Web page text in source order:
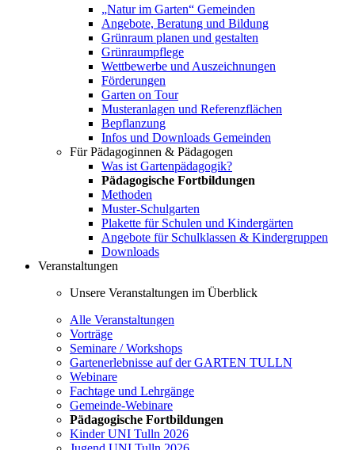
„Natur im Garten“ Gemeinden
Angebote, Beratung und Bildung
Grünraum planen und gestalten
Grünraumpflege
Wettbewerbe und Auszeichnungen
Förderungen
Garten on Tour
Musteranlagen und Referenzflächen
Bepflanzung
Infos und Downloads Gemeinden
Für Pädagoginnen & Pädagogen
Was ist Gartenpädagogik?
Pädagogische Fortbildungen
Methoden
Muster-Schulgarten
Plakette für Schulen und Kindergärten
Angebote für Schulklassen & Kindergruppen
Downloads
Veranstaltungen
Unsere Veranstaltungen im Überblick
Alle Veranstaltungen
Vorträge
Seminare / Workshops
Gartenerlebnisse auf der GARTEN TULLN
Webinare
Fachtage und Lehrgänge
Gemeinde-Webinare
Pädagogische Fortbildungen
Kinder UNI Tulln 2026